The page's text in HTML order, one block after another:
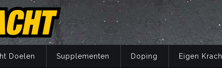
Doelen Supplementen Doping Eigen